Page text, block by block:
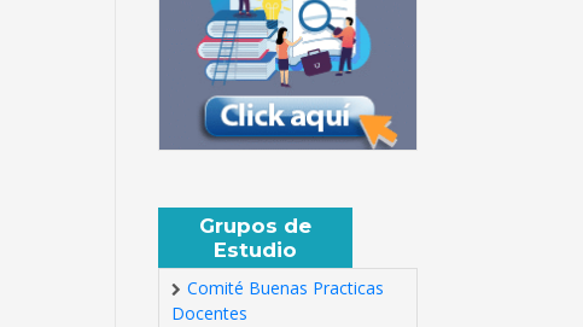
Grupos de
Estudio
Comité Buenas Practicas
Docentes